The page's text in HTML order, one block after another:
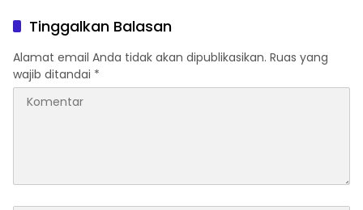
Pandang Masyarakat
Tinggalkan Balasan
Alamat email Anda tidak akan dipublikasikan. Ruas yang
wajib ditandai *